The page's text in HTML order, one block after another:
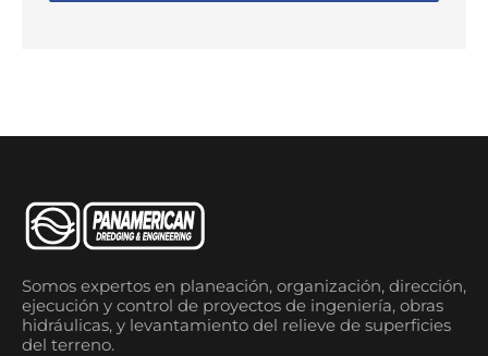
Somos expertos en planeación, organización, dirección,
ejecución y control de proyectos de ingeniería, obras
hidráulicas, y levantamiento del relieve de superficies
del terreno.